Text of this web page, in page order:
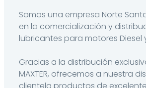
Somos una empresa Norte
en la comercialización y
lubricantes para motores Diesel
Gracias a la distribución
MAXTER, ofrecemos a nuestra